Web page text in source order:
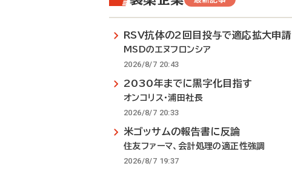
RSV抗体の2回目投与で適応拡大申請
MSDのエヌフロンシア
2026/8/7 20:43
2030年までに黒字化目指す
オンコリス・浦田社長
2026/8/7 20:33
米ゴッサムの報告書に反論
住友ファーマ、会計処理の適正性強調
2026/8/7 19:37